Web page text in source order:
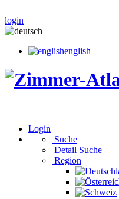
login
english
Login
Suche
Detail Suche
Region